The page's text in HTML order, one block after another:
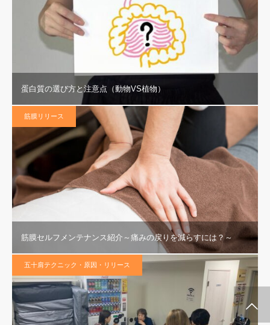
蛋白質の選び方と注意点（動物VS植物）
筋膜リリース
筋膜セルフメンテナンス紹介～痛みの戻りを減らすには？～
五十肩テクニック・原因・リリース
施術メルマガ 公式LINE @ 公式YouTube インスタグラム 代表プロフィー
セミナー案内